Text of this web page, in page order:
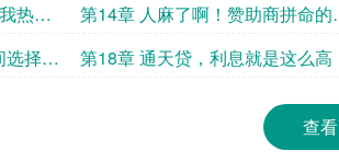
也行啊！
热度
第14章 人麻了啊！赞助商拼命的
来！
选择了
第18章 通天贷，利息就是这么高
查